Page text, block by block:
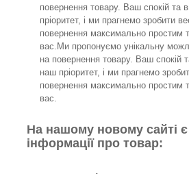
повернення товару. Ваш спокій та
пріоритет, і ми прагнемо зробити
повернення максимально простим
вас.Ми пропонуємо унікальну
на повернення товару. Ваш спокій
наш пріоритет, і ми прагнемо
повернення максимально простим
вас.
На нашому новому сайті
інформації про товар: